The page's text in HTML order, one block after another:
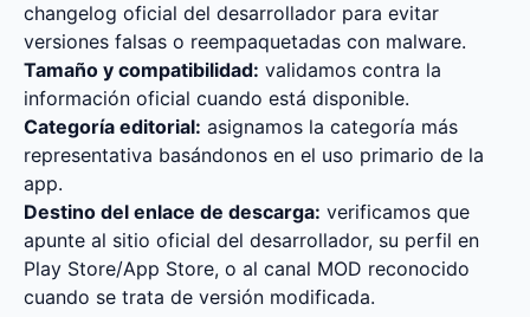
changelog oficial del desarrollador para evitar
versiones falsas o reempaquetadas con malware.
Tamaño y compatibilidad: validamos contra la
información oficial cuando está disponible.
Categoría editorial: asignamos la categoría más
representativa basándonos en el uso primario de la
app.
Destino del enlace de descarga: verificamos que
apunte al sitio oficial del desarrollador, su perfil en
Play Store/App Store, o al canal MOD reconocido
cuando se trata de versión modificada.